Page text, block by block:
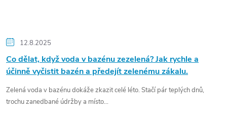
12.8.2025
Co dělat, když voda v bazénu zezelená? Jak rychle a
účinně vyčistit bazén a předejít zelenému zákalu.
Zelená voda v bazénu dokáže zkazit celé léto. Stačí pár teplých dnů,
trochu zanedbané údržby a místo...